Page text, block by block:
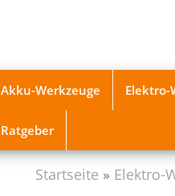
Akku-Werkzeuge Elektro-
Ratgeber
Startseite Elektro-